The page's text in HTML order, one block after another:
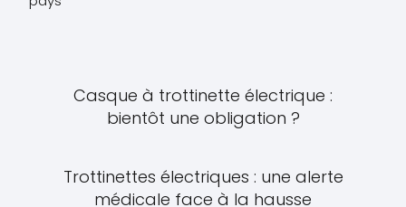
Casque à trottinette électrique :
bientôt une obligation ?
Trottinettes électriques : une alerte
médicale face à la hausse